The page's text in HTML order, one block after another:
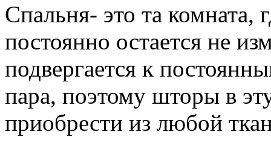
Спальня- это та комната,
постоянно остается не
подвергается к
пара, поэтому шторы в
приобрести из любой